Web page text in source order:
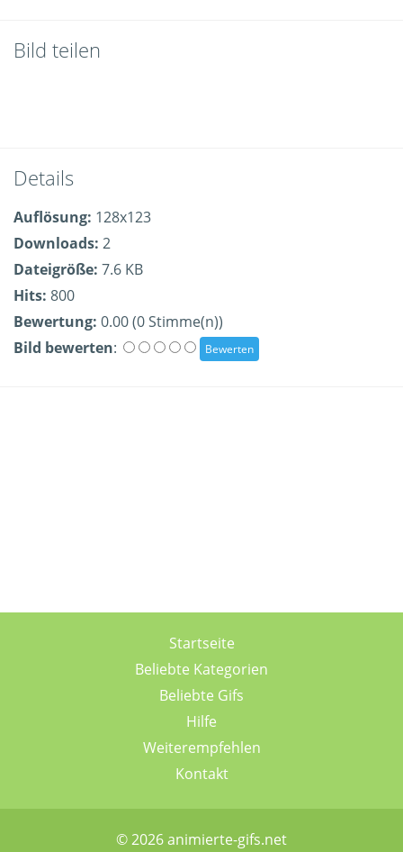
Bild teilen
Details
Auflösung: 128x123
Downloads: 2
Dateigröße: 7.6 KB
Hits: 800
Bewertung: 0.00 (0 Stimme(n))
Bild bewerten:
Startseite
Beliebte Kategorien
Beliebte Gifs
Hilfe
Weiterempfehlen
Kontakt
© 2026 animierte-gifs.net